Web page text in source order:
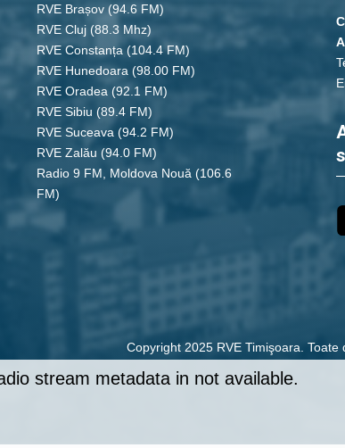
RVE Brașov (94.6 FM)
RVE Cluj (88.3 Mhz)
RVE Constanța (104.4 FM)
RVE Hunedoara (98.00 FM)
RVE Oradea (92.1 FM)
RVE Sibiu (89.4 FM)
RVE Suceava (94.2 FM)
RVE Zalău (94.0 FM)
Radio 9 FM, Moldova Nouă (106.6
FM)
Copyright 2025 RVE Timişoara. Toate
stream metadata in not available.